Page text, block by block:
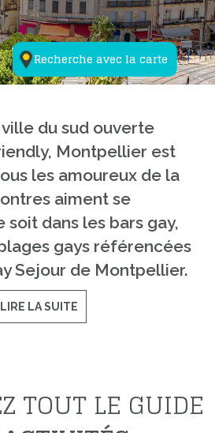
Recherche avec la carte
du sud ouverte
Montpellier est
les amoureux de la
aiment se
dans les bars gay,
gays référencées
Sejour de Montpellier.
LIRE LA SUITE
TOUT LE GUIDE